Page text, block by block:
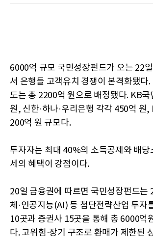
6000억 규모 국민성장펀드가 오는 22
서 은행들 고객유치 경쟁이 본격화됐다
도는 총 2200억 원으로 배정됐다. KB국
원, 신한·하나·우리은행 각각 450억 원
200억 원 규모다.
투자자는 최대 40%의 소득공제와 배
세의 혜택이 강점이다.
20일 금융권에 따르면 국민성장펀드는
체·인공지능(AI) 등 첨단전략산업 투자
10곳과 증권사 15곳을 통해 총 6000억
다. 고위험·장기 구조로 환매가 제한된